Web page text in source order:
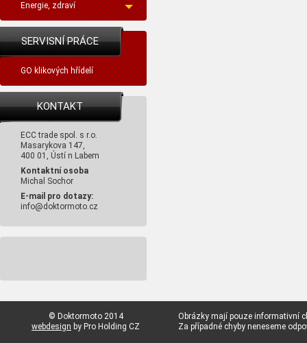
Energie, zdraví
SERVISNÍ PRÁCE
GO klikových hřídelí
KONTAKT
ECC trade spol. s r.o.
Masarykova 147,
400 01, Ústí n Labem
Kontaktní osoba
Michal Sochor
E-mail pro dotazy:
info@doktormoto.cz
© Doktormoto 2014
webdesign by Pro Holding CZ
Obrázky mají pouze informativní
Za případné chyby neneseme